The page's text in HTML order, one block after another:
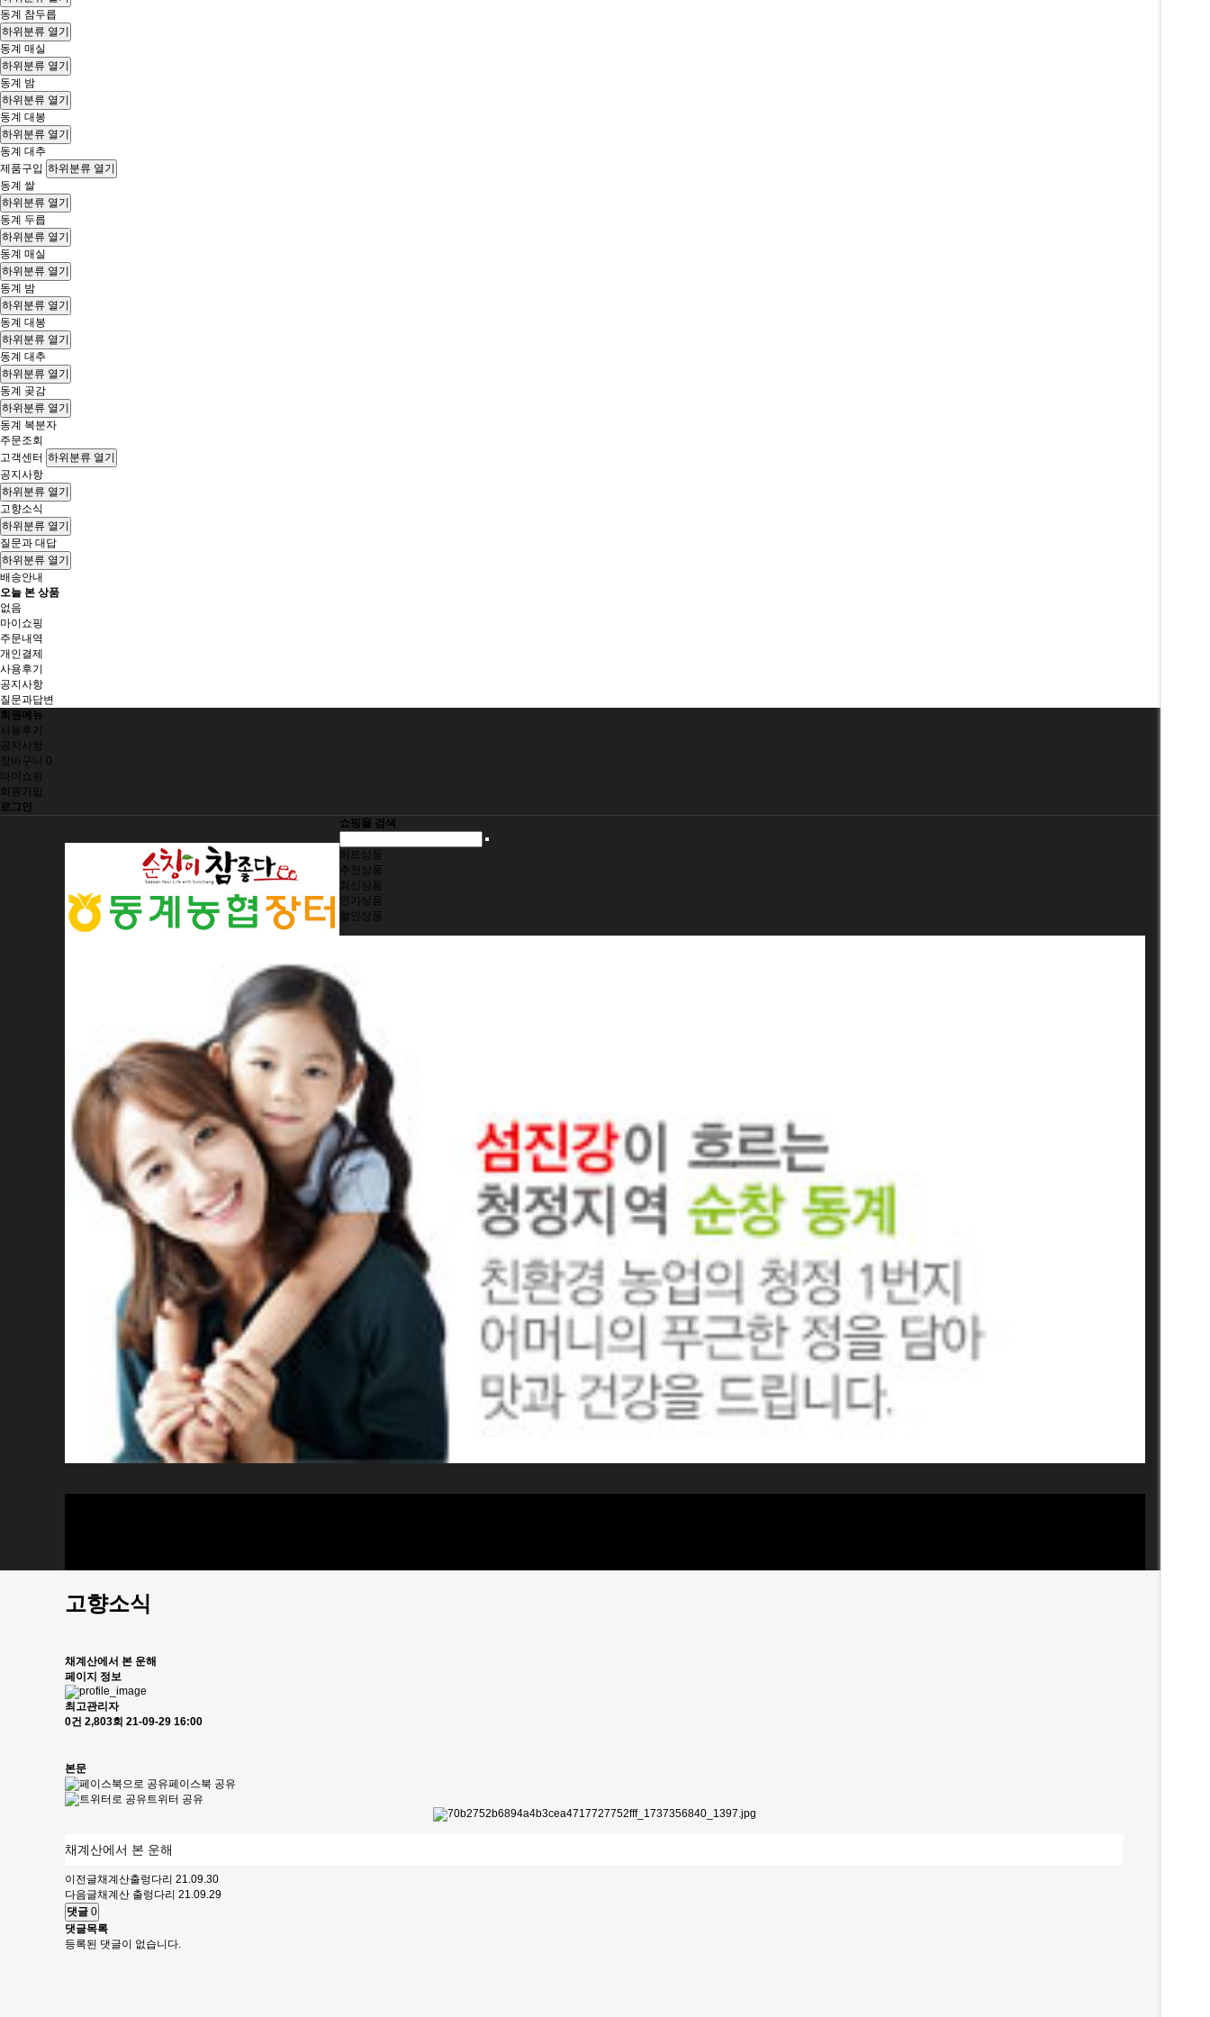
동계 참두릅
하위분류 열기
동계 매실
하위분류 열기
동계 밤
하위분류 열기
동계 대봉
하위분류 열기
동계 대추
제품구입 하위분류 열기
동계 쌀
하위분류 열기
동계 두릅
하위분류 열기
동계 매실
하위분류 열기
동계 밤
하위분류 열기
동계 대봉
하위분류 열기
동계 대추
하위분류 열기
동계 곶감
하위분류 열기
동계 복분자
주문조회
고객센터 하위분류 열기
공지사항
하위분류 열기
고향소식
하위분류 열기
질문과 대답
하위분류 열기
배송안내
오늘 본 상품
없음
마이쇼핑
주문내역
개인결제
사용후기
공지사항
질문과답변
회원메뉴
사용후기
공지사항
장바구니
0
마이쇼핑
회원가입
로그인
쇼핑몰 검색
히트상품
추천상품
최신상품
인기상품
할인상품
고향소식
채계산에서 본 운해
페이지 정보
최고관리자
0건 2,803회 21-09-29 16:00
본문
페이스북 공유
트위터 공유
채계산에서 본 운해
이전글채계산출렁다리 21.09.30
다음글채계산 출렁다리 21.09.29
댓글 0
댓글목록
등록된 댓글이 없습니다.